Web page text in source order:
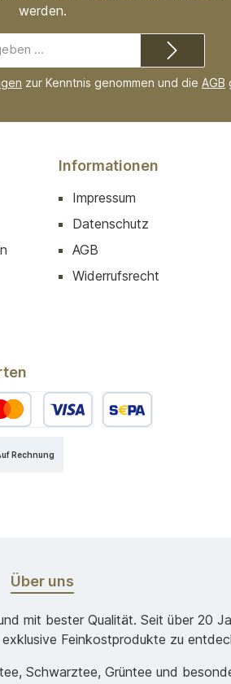
werden.
Mail-
Adresse*
zur Kenntnis genommen und die AGB
Informationen
Impressum
Datenschutz
AGB
Widerrufsrecht
Rechnung
Über uns
mit bester Qualität. Seit über 20
Feinkostprodukte zu
Schwarztee, Grüntee und